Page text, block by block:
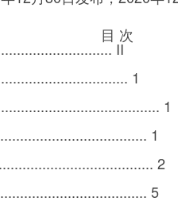
目 次
II
1
1
1
2
5